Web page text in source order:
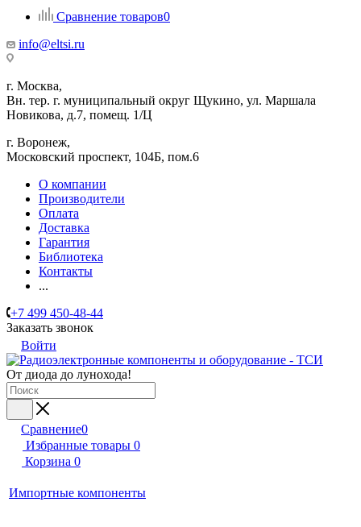
Сравнение товаров0
info@eltsi.ru
г. Москва,
Вн. тер. г. муниципальный округ Щукино, ул. Маршала
Новикова, д.7, помещ. 1/Ц
г. Воронеж,
​Московский проспект, 104Б, пом.6
О компании
Производители
Оплата
Доставка
Гарантия
Библиотека
Контакты
...
+7 499 450-48-44
Заказать звонок
Войти
От диода до лунохода!
Сравнение0
Избранные товары 0
Корзина 0
Импортные компоненты